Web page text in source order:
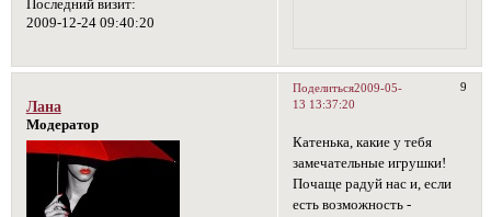
Последний визит:
2009-12-24 09:40:20
Поделиться 9
2009-05-
13 13:37:20
Лана
Модератор
Катенька, какие у тебя
замечательные игрушки!
Почаще радуй нас и, если
есть возможность -